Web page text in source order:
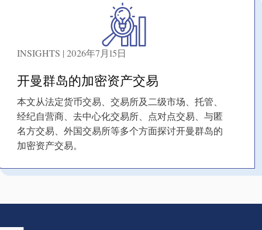
INSIGHTS | 2026年7月15日
开曼群岛的加密资产交易
本文从法定货币交易、交易所及二级市场、托管、
经纪自营商、去中心化交易所、点对点交易、与匿
名方交易、外国交易所等多个方面探讨开曼群岛的
加密资产交易。